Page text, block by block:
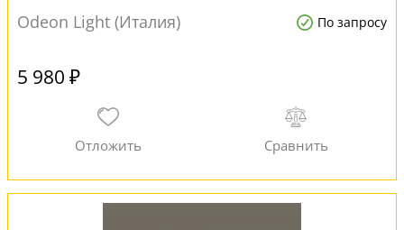
Odeon Light (Италия)
По запросу
5 980 ₽